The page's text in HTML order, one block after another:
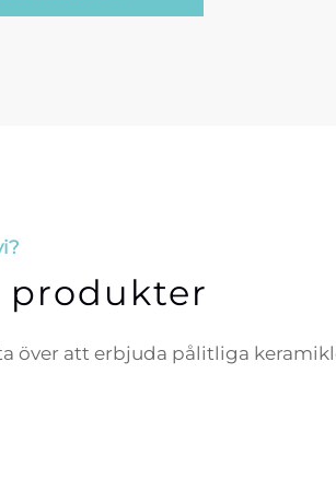
produkter
över att erbjuda pålitliga